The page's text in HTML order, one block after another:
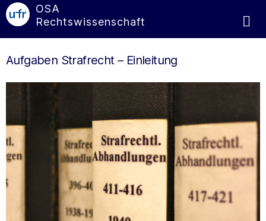
OSA
Rechtswissenschaft
Aufgaben Strafrecht – Einleitung